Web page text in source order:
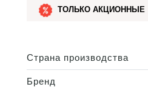
ТОЛЬКО АКЦИОННЫЕ
Страна производства
Бренд